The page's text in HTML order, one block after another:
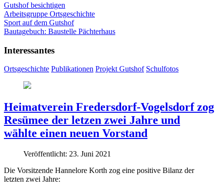
Gutshof besichtigen
Arbeitsgruppe Ortsgeschichte
Sport auf dem Gutshof
Bautagebuch: Baustelle Pächterhaus
Interessantes
Ortsgeschichte Publikationen Projekt Gutshof Schulfotos
Heimatverein Fredersdorf-Vogelsdorf zog
Resümee der letzen zwei Jahre und
wählte einen neuen Vorstand
Veröffentlicht: 23. Juni 2021
Die Vorsitzende Hannelore Korth zog eine positive Bilanz der
letzten zwei Jahre: